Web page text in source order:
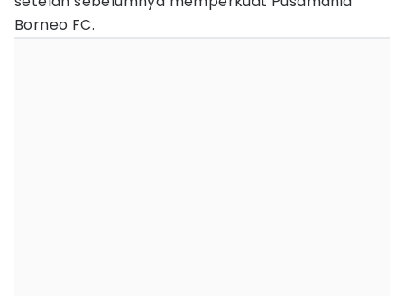
Borneo FC.